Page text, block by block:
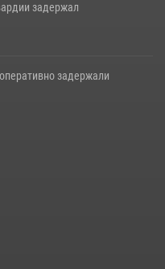
задержал
задержали